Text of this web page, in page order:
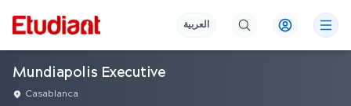
العربية
Mundiapolis Executive
Casablanca